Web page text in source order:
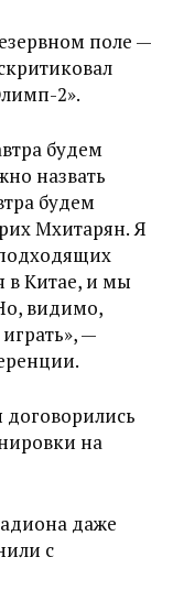
поле —
2».
будем
назвать
будем
Мхитарян. Я
в Китае, и мы
видимо,
—
договорились
на
даже
с